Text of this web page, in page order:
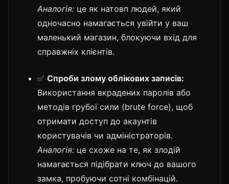
Аналогія: це як натовп людей, який
одночасно намагається увійти у ваш
маленький магазин, блокуючи вхід для
справжніх клієнтів.
✅ Спроби злому облікових записів:
Використання вкрадених паролів або
методів грубої сили (brute force), щоб
отримати доступ до акаунтів
користувачів чи адміністраторів.
Аналогія: це схоже на те, як злодій
намагається підібрати ключ до вашого
замка, пробуючи сотні комбінацій.